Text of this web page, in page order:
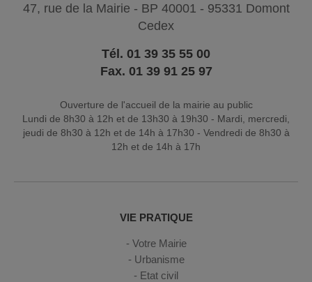
47, rue de la Mairie - BP 40001 - 95331 Domont
Cedex
Tél. 01 39 35 55 00
Fax. 01 39 91 25 97
Ouverture de l'accueil de la mairie au public
Lundi de 8h30 à 12h et de 13h30 à 19h30 - Mardi, mercredi,
jeudi de 8h30 à 12h et de 14h à 17h30 - Vendredi de 8h30 à
12h et de 14h à 17h
VIE PRATIQUE
Votre Mairie
Urbanisme
Etat civil